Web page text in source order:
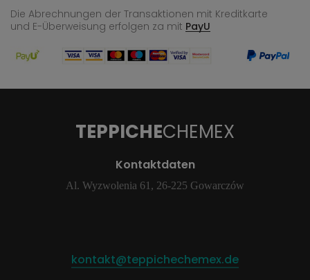
Die Abrechnungen der Transaktionen mit Kreditkarte
und E-Überweisung erfolgen za mit PayU
TEPPICHECHEMEX
Kontaktdaten
Al. Wyzwolenia 61, 26-225 Gowarczów
kontakt@teppichechemex.de